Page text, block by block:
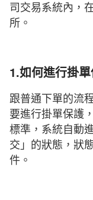
司交易系統內，
所。
1.如何進行掛單
跟普通下單的流
要進行掛單保護
標準，系統自動
交」的狀態，狀
件。